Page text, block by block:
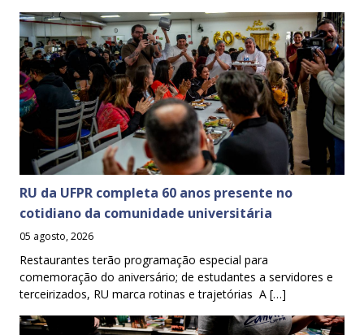
RU da UFPR completa 60 anos presente no
cotidiano da comunidade universitária
05 agosto, 2026
Restaurantes terão programação especial para
comemoração do aniversário; de estudantes a servidores e
terceirizados, RU marca rotinas e trajetórias A […]